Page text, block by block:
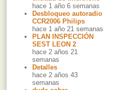
hace 1 año 6 semanas
Desbloqueo autoradio
CCR2006 Philips
hace 1 año 21 semanas
PLAN INSPECCIÓN
SEST LEON 2
hace 2 años 21
semanas
Detalles
hace 2 años 43
semanas